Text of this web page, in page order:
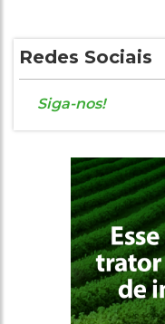
Redes Sociais
Siga-nos!